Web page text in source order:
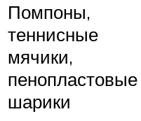
Помпоны,
теннисные
мячики,
пенопластовые
шарики